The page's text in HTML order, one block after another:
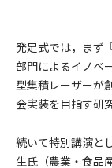
発足式では，まず
部門によるイノベ
型集積レーザーが
会実装を目指す研
続いて特別講演と
生氏（農業・食品